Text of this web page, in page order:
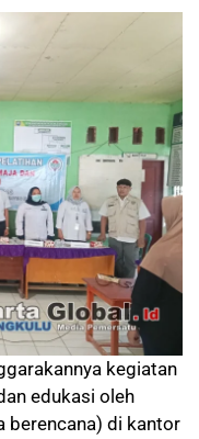
kegiatan
edukasi oleh
berencana) di kantor